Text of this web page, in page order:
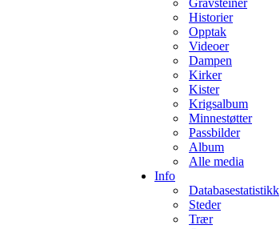
Historier
Opptak
Videoer
Dampen
Kirker
Kister
Krigsalbum
Minnestøtter
Passbilder
Album
Alle media
Info
Databasestatistikk
Steder
Trær